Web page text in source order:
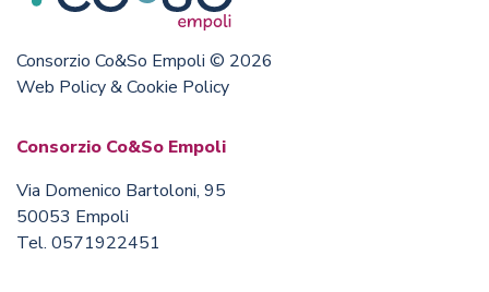
Consorzio Co&So Empoli © 2026
Web Policy & Cookie Policy
Consorzio Co&So Empoli
Via Domenico Bartoloni, 95
50053 Empoli
Tel. 0571922451